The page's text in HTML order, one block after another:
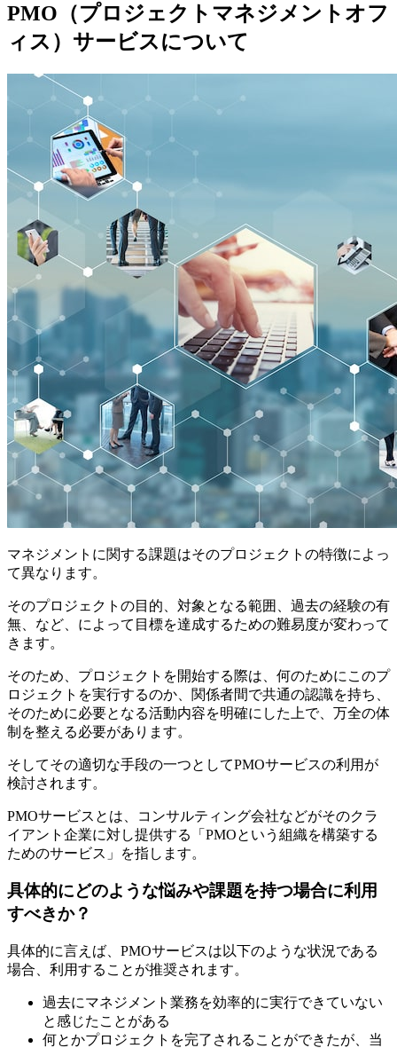
PMO（プロジェクトマネジメントオフ
ィス）サービスについて
マネジメントに関する課題はそのプロジェクトの特徴によっ
て異なります。
そのプロジェクトの目的、対象となる範囲、過去の経験の有
無、など、によって目標を達成するための難易度が変わって
きます。
そのため、プロジェクトを開始する際は、何のためにこのプ
ロジェクトを実行するのか、関係者間で共通の認識を持ち、
そのために必要となる活動内容を明確にした上で、万全の体
制を整える必要があります。
そしてその適切な手段の一つとしてPMOサービスの利用が
検討されます。
PMOサービスとは、コンサルティング会社などがそのクラ
イアント企業に対し提供する「PMOという組織を構築する
ためのサービス」を指します。
具体的にどのような悩みや課題を持つ場合に利用
すべきか？
具体的に言えば、PMOサービスは以下のような状況である
場合、利用することが推奨されます。
過去にマネジメント業務を効率的に実行できていない
と感じたことがある
何とかプロジェクトを完了されることができたが、当